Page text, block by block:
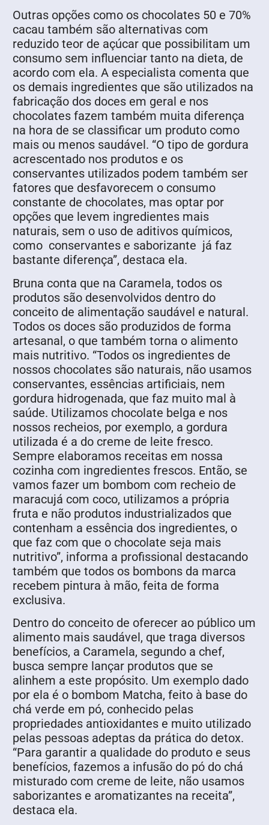
Outras opções como os chocolates 50 e 70%
cacau também são alternativas com
reduzido teor de açúcar que possibilitam um
consumo sem influenciar tanto na dieta, de
acordo com ela. A especialista comenta que
os demais ingredientes que são utilizados na
fabricação dos doces em geral e nos
chocolates fazem também muita diferença
na hora de se classificar um produto como
mais ou menos saudável. “O tipo de gordura
acrescentado nos produtos e os
conservantes utilizados podem também ser
fatores que desfavorecem o consumo
constante de chocolates, mas optar por
opções que levem ingredientes mais
naturais, sem o uso de aditivos químicos,
como conservantes e saborizante já faz
bastante diferença”, destaca ela.
Bruna conta que na Caramela, todos os
produtos são desenvolvidos dentro do
conceito de alimentação saudável e natural.
Todos os doces são produzidos de forma
artesanal, o que também torna o alimento
mais nutritivo. “Todos os ingredientes de
nossos chocolates são naturais, não usamos
conservantes, essências artificiais, nem
gordura hidrogenada, que faz muito mal à
saúde. Utilizamos chocolate belga e nos
nossos recheios, por exemplo, a gordura
utilizada é a do creme de leite fresco.
Sempre elaboramos receitas em nossa
cozinha com ingredientes frescos. Então, se
vamos fazer um bombom com recheio de
maracujá com coco, utilizamos a própria
fruta e não produtos industrializados que
contenham a essência dos ingredientes, o
que faz com que o chocolate seja mais
nutritivo”, informa a profissional destacando
também que todos os bombons da marca
recebem pintura à mão, feita de forma
exclusiva.
Dentro do conceito de oferecer ao público um
alimento mais saudável, que traga diversos
benefícios, a Caramela, segundo a chef,
busca sempre lançar produtos que se
alinhem a este propósito. Um exemplo dado
por ela é o bombom Matcha, feito à base do
chá verde em pó, conhecido pelas
propriedades antioxidantes e muito utilizado
pelas pessoas adeptas da prática do detox.
“Para garantir a qualidade do produto e seus
benefícios, fazemos a infusão do pó do chá
misturado com creme de leite, não usamos
saborizantes e aromatizantes na receita”,
destaca ela.